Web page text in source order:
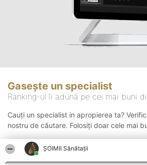
ŞOIMII Sănătații
Gasește un specialist
Ranking-ul îi adună pe cei mai buni
Cauți un specialist in apropierea ta?
nostru de căutare. Folosiți doar cele mai